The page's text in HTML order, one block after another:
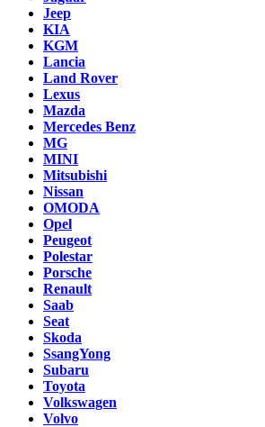
Jeep
KIA
KGM
Lancia
Land Rover
Lexus
Mazda
Mercedes Benz
MG
MINI
Mitsubishi
Nissan
OMODA
Opel
Peugeot
Polestar
Porsche
Renault
Saab
Seat
Skoda
SsangYong
Subaru
Toyota
Volkswagen
Volvo